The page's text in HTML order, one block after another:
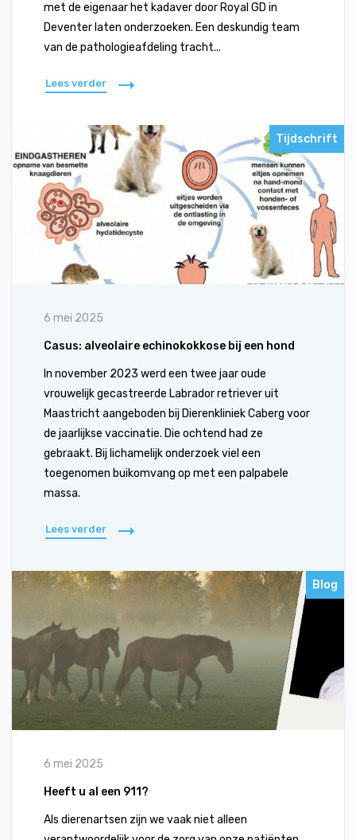
met de eigenaar het kadaver door Royal GD in
Deventer laten onderzoeken. Een deskundig team
van de pathologieafdeling tracht...
Lees verder
Tijdschrift
6 mei 2025
Casus: alveolaire echinokokkose bij een hond
In november 2023 werd een twee jaar oude
vrouwelijk gecastreerde Labrador retriever uit
Maastricht aangeboden bij Dierenkliniek Caberg voor
de jaarlijkse vaccinatie. Die ochtend had ze
gebraakt. Bij lichamelijk onderzoek viel een
toegenomen buikomvang op met een palpabele
massa.
Lees verder
Blog
6 mei 2025
Heeft u al een 911?
Als dierenartsen zijn we vaak niet alleen